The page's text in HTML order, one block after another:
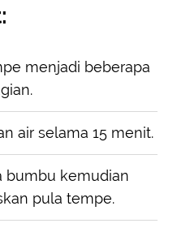
menjadi beberapa
air selama 15 menit.
bumbu kemudian
pula tempe.